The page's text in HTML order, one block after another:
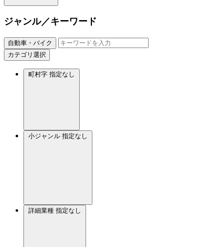
ジャンル／キーワード
自動車・バイク
カテゴリ選択
町村字 指定なし
小ジャンル 指定なし
詳細業種 指定なし